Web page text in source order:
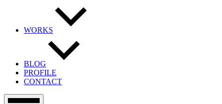
WORKS
BLOG
PROFILE
CONTACT
メ